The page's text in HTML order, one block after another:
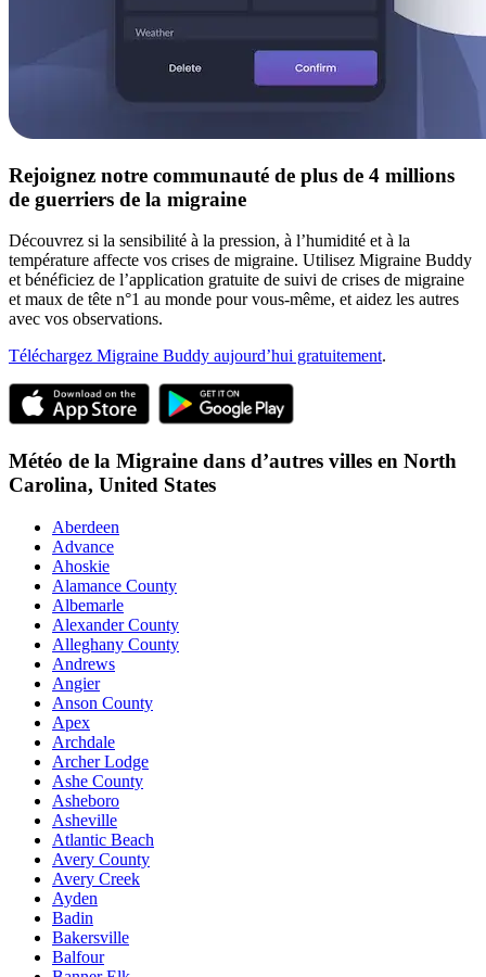
Rejoignez notre communauté de plus de 4 millions
de guerriers de la migraine
Découvrez si la sensibilité à la pression, à l’humidité et à la
température affecte vos crises de migraine. Utilisez Migraine Buddy
et bénéficiez de l’application gratuite de suivi de crises de migraine
et maux de tête n°1 au monde pour vous-même, et aidez les autres
avec vos observations.
Téléchargez Migraine Buddy aujourd’hui gratuitement.
Météo de la Migraine dans d’autres villes en North
Carolina, United States
Aberdeen
Advance
Ahoskie
Alamance County
Albemarle
Alexander County
Alleghany County
Andrews
Angier
Anson County
Apex
Archdale
Archer Lodge
Ashe County
Asheboro
Asheville
Atlantic Beach
Avery County
Avery Creek
Ayden
Badin
Bakersville
Balfour